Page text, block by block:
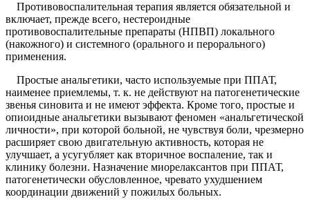
Противовоспалительная терапия является обязательной и
включает, прежде всего, нестероидные
противовоспалительные препараты (НПВП) локального
(накожного) и системного (орального и перорального)
применения.
Простые анальгетики, часто используемые при ППАТ,
наименее приемлемы, т. к. не действуют на патогенетические
звенья синовита и не имеют эффекта. Кроме того, простые и
опиоидные анальгетики вызывают феномен «анальгетической
личности», при которой больной, не чувствуя боли, чрезмерно
расширяет свою двигательную активность, которая не
улучшает, а усугубляет как вторичное воспаление, так и
клинику болезни. Назначение миорелаксантов при ППАТ,
патогенетически обусловленное, чревато ухудшением
координации движений у пожилых больных.